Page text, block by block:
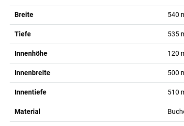
Breite 540
Tiefe 535
Innenhöhe 120
Innenbreite 500
Innentiefe 510
Material